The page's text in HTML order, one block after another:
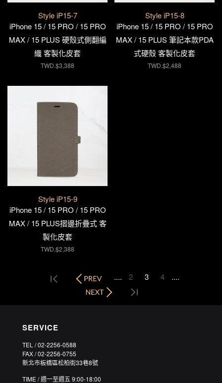
Style iP15-7
iPhone 15 / 15 PRO / 15 PRO
MAX / 15 PLUS 硬殼式側翻編
織 客製化皮套
TWD.$3,388
Style iP15-8
iPhone 15 / 15 PRO / 15 PRO
MAX / 15 PLUS 筆記本款PDA
式硬殼 客製化皮套
TWD.$2,488
Style iP15-9
iPhone 15 / 15 PRO / 15 PRO
MAX / 15 PLUS摺邊折疊式 客
製化皮套
TWD.$2,388
.... 2 3 4 ....
SERVICE
TEL / 02-2256-0588
FAX / 02-2256-0755
新北市板橋區松柏街33巷8號
TIME / 週一至週五 9:00-18:00